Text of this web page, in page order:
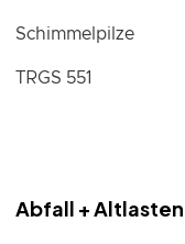
Schimmelpilze
TRGS 551
Abfall + Altlasten